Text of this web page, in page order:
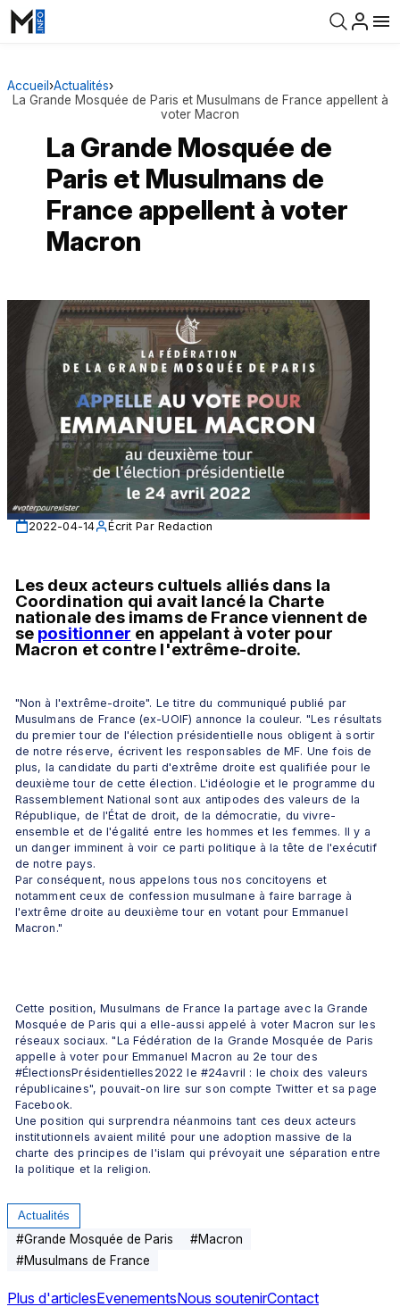
Accueil ›Actualités›
La Grande Mosquée de Paris et Musulmans de France appellent à
voter Macron
La Grande Mosquée de
Paris et Musulmans de
France appellent à voter
Macron
2022-04-14 Écrit Par Redaction
Les deux acteurs cultuels alliés dans la
Coordination qui avait lancé la Charte
nationale des imams de France viennent de
se positionner en appelant à voter pour
Macron et contre l'extrême-droite.
"Non à l'extrême-droite". Le titre du communiqué publié par
Musulmans de France (ex-UOIF) annonce la couleur. "Les résultats
du premier tour de l'élection présidentielle nous obligent à sortir
de notre réserve, écrivent les responsables de MF. Une fois de
plus, la candidate du parti d'extrême droite est qualifiée pour le
deuxième tour de cette élection. L'idéologie et le programme du
Rassemblement National sont aux antipodes des valeurs de la
République, de l'État de droit, de la démocratie, du vivre-
ensemble et de l'égalité entre les hommes et les femmes. Il y a
un danger imminent à voir ce parti politique à la tête de l'exécutif
de notre pays.
Par conséquent, nous appelons tous nos concitoyens et
notamment ceux de confession musulmane à faire barrage à
l'extrême droite au deuxième tour en votant pour Emmanuel
Macron."
Cette position, Musulmans de France la partage avec la Grande
Mosquée de Paris qui a elle-aussi appelé à voter Macron sur les
réseaux sociaux. "La Fédération de la Grande Mosquée de Paris
appelle à voter pour Emmanuel Macron au 2e tour des
#ÉlectionsPrésidentielles2022 le #24avril : le choix des valeurs
républicaines", pouvait-on lire sur son compte Twitter et sa page
Facebook.
Une position qui surprendra néanmoins tant ces deux acteurs
institutionnels avaient milité pour une adoption massive de la
charte des principes de l'islam qui prévoyait une séparation entre
la politique et la religion.
Actualités
#Grande Mosquée de Paris #Macron
#Musulmans de France
Plus d'articlesEvenementsNous soutenirContact